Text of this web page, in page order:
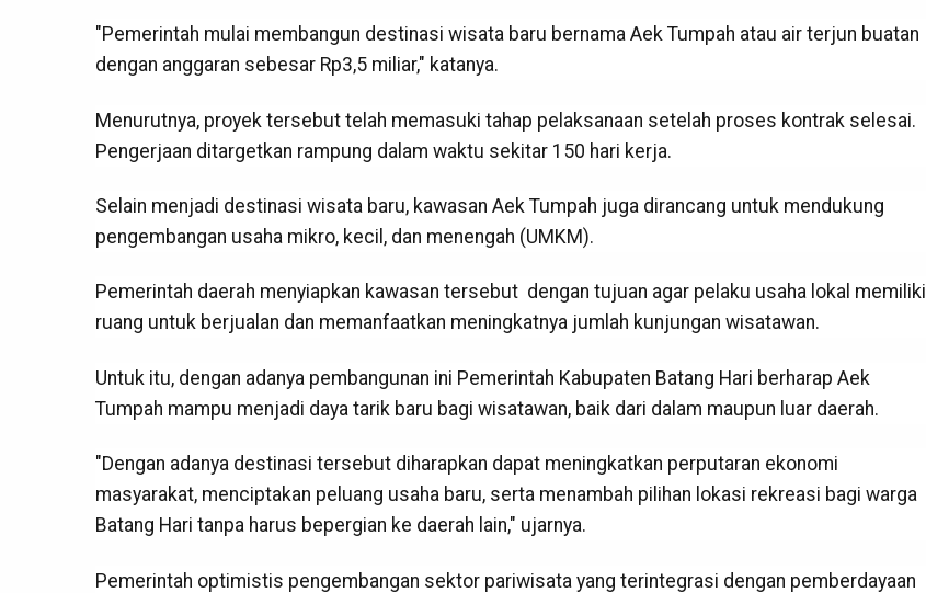
"Pemerintah mulai membangun destinasi wisata baru bernama Aek Tumpah atau air terjun buatan
dengan anggaran sebesar Rp3,5 miliar," katanya.
Menurutnya, proyek tersebut telah memasuki tahap pelaksanaan setelah proses kontrak selesai.
Pengerjaan ditargetkan rampung dalam waktu sekitar 150 hari kerja.
Selain menjadi destinasi wisata baru, kawasan Aek Tumpah juga dirancang untuk mendukung
pengembangan usaha mikro, kecil, dan menengah (UMKM).
Pemerintah daerah menyiapkan kawasan tersebut dengan tujuan agar pelaku usaha lokal memiliki
ruang untuk berjualan dan memanfaatkan meningkatnya jumlah kunjungan wisatawan.
Untuk itu, dengan adanya pembangunan ini Pemerintah Kabupaten Batang Hari berharap Aek
Tumpah mampu menjadi daya tarik baru bagi wisatawan, baik dari dalam maupun luar daerah.
"Dengan adanya destinasi tersebut diharapkan dapat meningkatkan perputaran ekonomi
masyarakat, menciptakan peluang usaha baru, serta menambah pilihan lokasi rekreasi bagi warga
Batang Hari tanpa harus bepergian ke daerah lain," ujarnya.
Pemerintah optimistis pengembangan sektor pariwisata yang terintegrasi dengan pemberdayaan